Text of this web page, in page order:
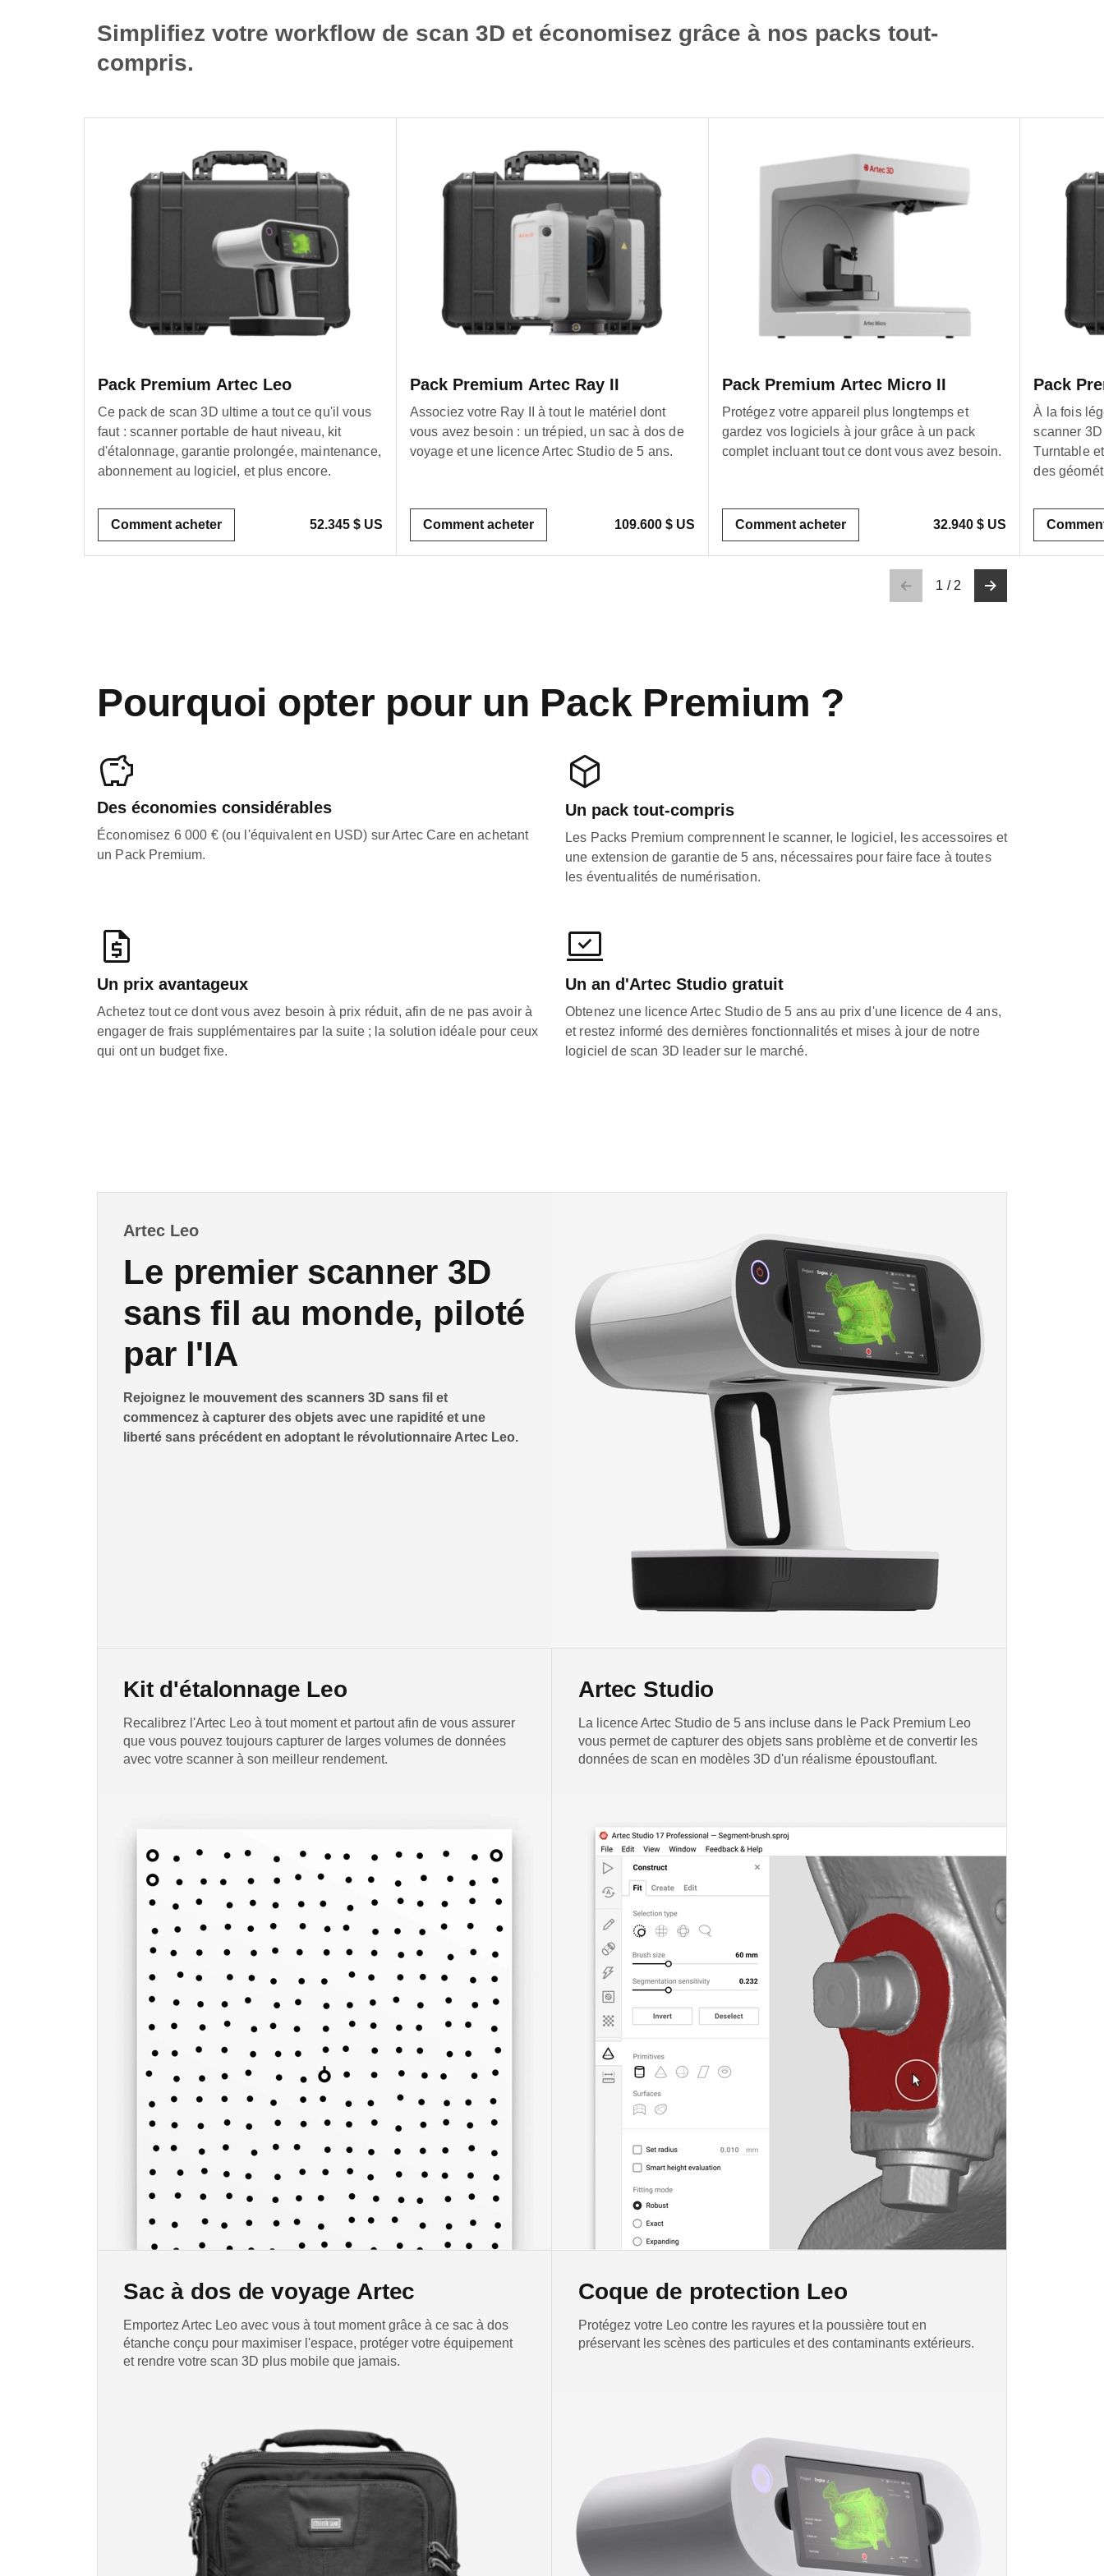
Simplifiez votre workflow de scan 3D et économisez grâce à nos packs tout-
compris.
Pack Premium Artec Leo
Ce pack de scan 3D ultime a tout ce qu'il vous
faut : scanner portable de haut niveau, kit
d'étalonnage, garantie prolongée, maintenance,
abonnement au logiciel, et plus encore.
Comment acheter 52.345 $ US
Pack Premium Artec Ray II
Associez votre Ray II à tout le matériel dont
vous avez besoin : un trépied, un sac à dos de
voyage et une licence Artec Studio de 5 ans.
Comment acheter 109.600 $ US
Pack Premium Artec Micro II
Protégez votre appareil plus longtemps et
gardez vos logiciels à jour grâce à un pack
complet incluant tout ce dont vous avez besoin.
Comment acheter 32.940 $ US
Pack
À la fois
scanner
Turntable
des
1 / 2
Pourquoi opter pour un Pack Premium ?
Des économies considérables
Économisez 6 000 € (ou l'équivalent en USD) sur Artec Care en achetant
un Pack Premium.
Un pack tout-compris
Les Packs Premium comprennent le scanner, le logiciel, les accessoires et
une extension de garantie de 5 ans, nécessaires pour faire face à toutes
les éventualités de numérisation.
Un prix avantageux
Achetez tout ce dont vous avez besoin à prix réduit, afin de ne pas avoir à
engager de frais supplémentaires par la suite ; la solution idéale pour ceux
qui ont un budget fixe.
Un an d'Artec Studio gratuit
Obtenez une licence Artec Studio de 5 ans au prix d'une licence de 4 ans,
et restez informé des dernières fonctionnalités et mises à jour de notre
logiciel de scan 3D leader sur le marché.
Artec Leo
Le premier scanner 3D
sans fil au monde, piloté
par l'IA
Rejoignez le mouvement des scanners 3D sans fil et
commencez à capturer des objets avec une rapidité et une
liberté sans précédent en adoptant le révolutionnaire Artec Leo.
Kit d'étalonnage Leo
Recalibrez l'Artec Leo à tout moment et partout afin de vous assurer
que vous pouvez toujours capturer de larges volumes de données
avec votre scanner à son meilleur rendement.
Artec Studio
La licence Artec Studio de 5 ans incluse dans le Pack Premium Leo
vous permet de capturer des objets sans problème et de convertir les
données de scan en modèles 3D d'un réalisme époustouflant.
Sac à dos de voyage Artec
Emportez Artec Leo avec vous à tout moment grâce à ce sac à dos
étanche conçu pour maximiser l'espace, protéger votre équipement
et rendre votre scan 3D plus mobile que jamais.
Coque de protection Leo
Protégez votre Leo contre les rayures et la poussière tout en
préservant les scènes des particules et des contaminants extérieurs.